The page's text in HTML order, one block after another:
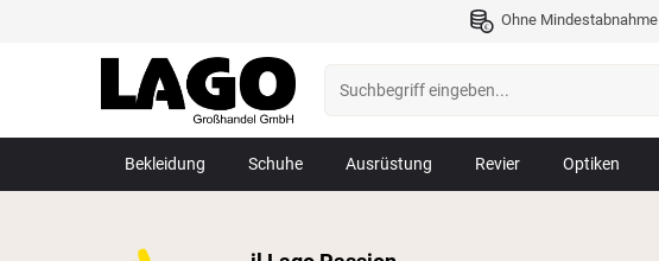
Ohne Mindestabnahme
Bekleidung Schuhe Ausrüstung Revier Optiken